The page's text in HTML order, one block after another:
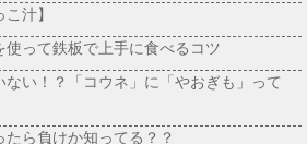
汁】
って鉄板で上手に食べるコツ
い！？「コウネ」に「やおぎも」って
ら負けか知ってる？？